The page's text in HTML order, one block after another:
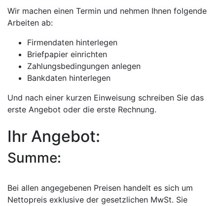
Wir machen einen Termin und nehmen Ihnen folgende
Arbeiten ab:
Firmendaten hinterlegen
Briefpapier einrichten
Zahlungsbedingungen anlegen
Bankdaten hinterlegen
Und nach einer kurzen Einweisung schreiben Sie das
erste Angebot oder die erste Rechnung.
Ihr Angebot:
Summe:
Bei allen angegebenen Preisen handelt es sich um
Nettopreis exklusive der gesetzlichen MwSt. Sie